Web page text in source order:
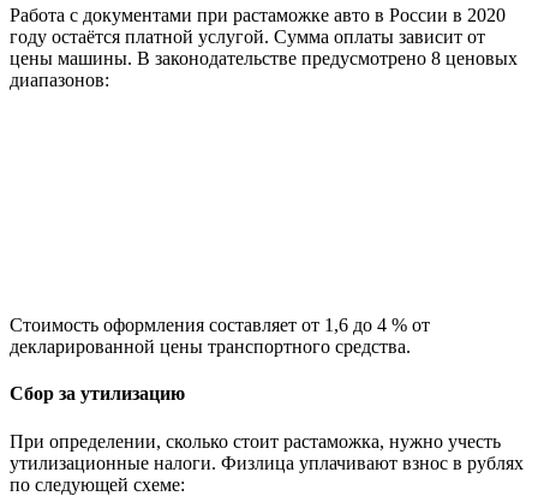
Работа с документами при растаможке авто в России в 2020
году остаётся платной услугой. Сумма оплаты зависит от
цены машины. В законодательстве предусмотрено 8 ценовых
диапазонов:
Стоимость оформления составляет от 1,6 до 4 % от
декларированной цены транспортного средства.
Сбор за утилизацию
При определении, сколько стоит растаможка, нужно учесть
утилизационные налоги. Физлица уплачивают взнос в рублях
по следующей схеме: